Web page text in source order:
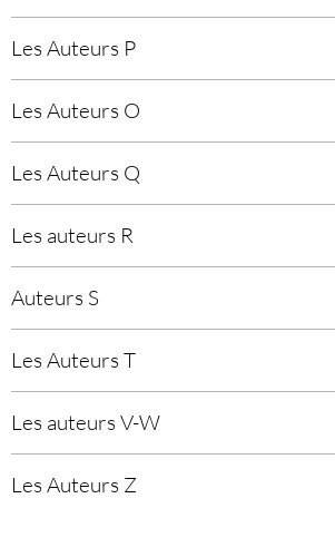
Les Auteurs P
Les Auteurs O
Les Auteurs Q
Les auteurs R
Auteurs S
Les Auteurs T
Les auteurs V-W
Les Auteurs Z